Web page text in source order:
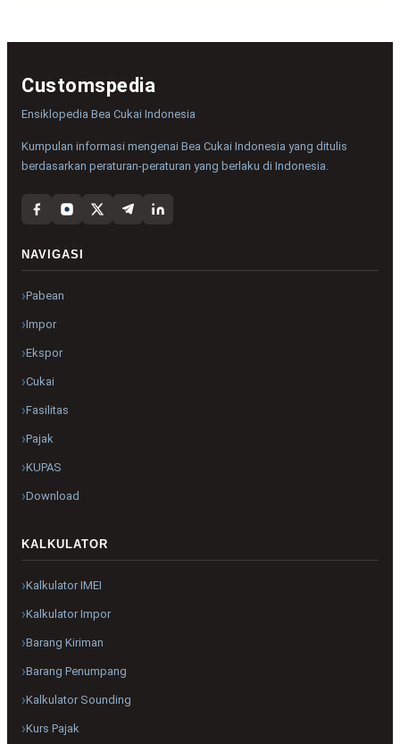
Customspedia
Ensiklopedia Bea Cukai Indonesia
Kumpulan informasi mengenai Bea Cukai Indonesia yang ditulis
berdasarkan peraturan-peraturan yang berlaku di Indonesia.
NAVIGASI
Pabean
Impor
Ekspor
Cukai
Fasilitas
Pajak
KUPAS
Download
KALKULATOR
Kalkulator IMEI
Kalkulator Impor
Barang Kiriman
Barang Penumpang
Kalkulator Sounding
Kurs Pajak